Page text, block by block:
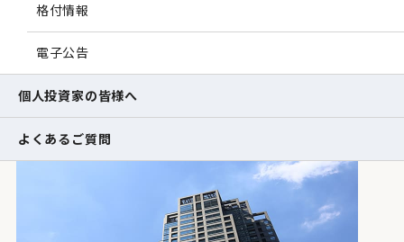
格付情報
電子公告
個人投資家の皆様へ
よくあるご質問